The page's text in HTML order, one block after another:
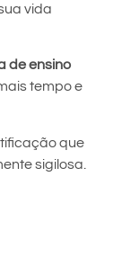
vida
de ensino
tempo e
que
sigilosa.